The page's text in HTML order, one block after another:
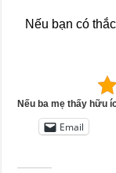
Nếu bạn có
Nếu ba mẹ thấy hữu
Email